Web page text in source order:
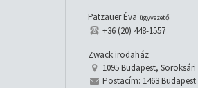
Patzauer Éva ügyvezető
+36 (20) 448-1557
Zwack irodaház
1095 Budapest,
Postacím: 1463